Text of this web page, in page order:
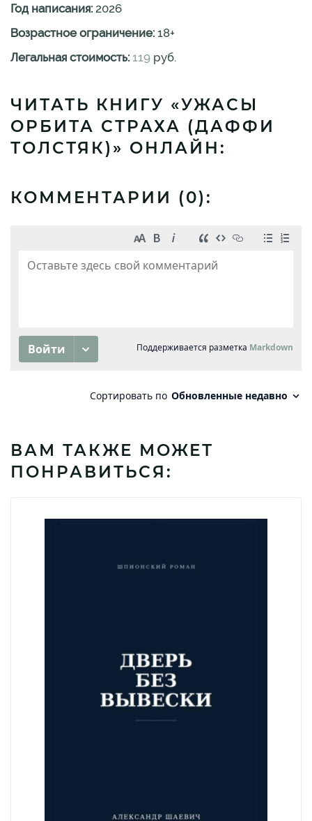
Год написания: 2026
Возрастное ограничение: 18+
Легальная стоимость: 119 руб.
ЧИТАТЬ КНИГУ «УЖАСЫ
ОРБИТА СТРАХА (ДАФФИ
ТОЛСТЯК)» ОНЛАЙН:
КОММЕНТАРИИ (0):
ВАМ ТАКЖЕ МОЖЕТ
ПОНРАВИТЬСЯ: